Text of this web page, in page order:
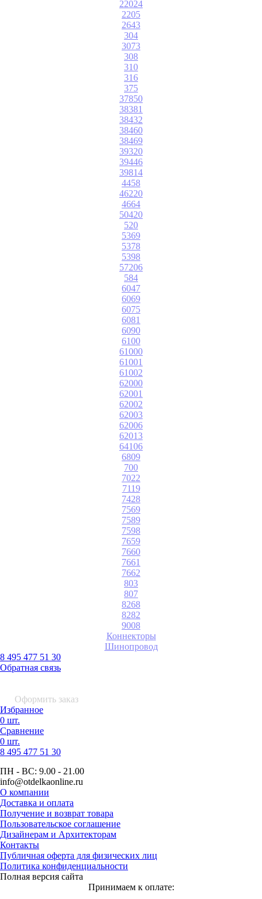
22024
2205
2643
304
3073
308
310
316
375
37850
38381
38432
38460
38469
39320
39446
39814
4458
46220
4664
50420
520
5369
5378
5398
57206
584
6047
6069
6075
6081
6090
6100
61000
61001
61002
62000
62001
62002
62003
62006
62013
64106
6809
700
7022
7119
7428
7569
7589
7598
7659
7660
7661
7662
803
807
8268
8282
9008
Коннекторы
Шинопровод
8 495 477 51 30
Обратная связь
Оформить заказ
Избранное
0 шт.
Сравнение
0 шт.
8 495 477 51 30
ПН - ВС: 9.00 - 21.00
info@otdelkaonline.ru
О компании
Доставка и оплата
Получение и возврат товара
Пользовательское соглашение
Дизайнерам и Архитекторам
Контакты
Публичная оферта для физических лиц
Политика конфиденциальности
Полная версия сайта
Принимаем к оплате: